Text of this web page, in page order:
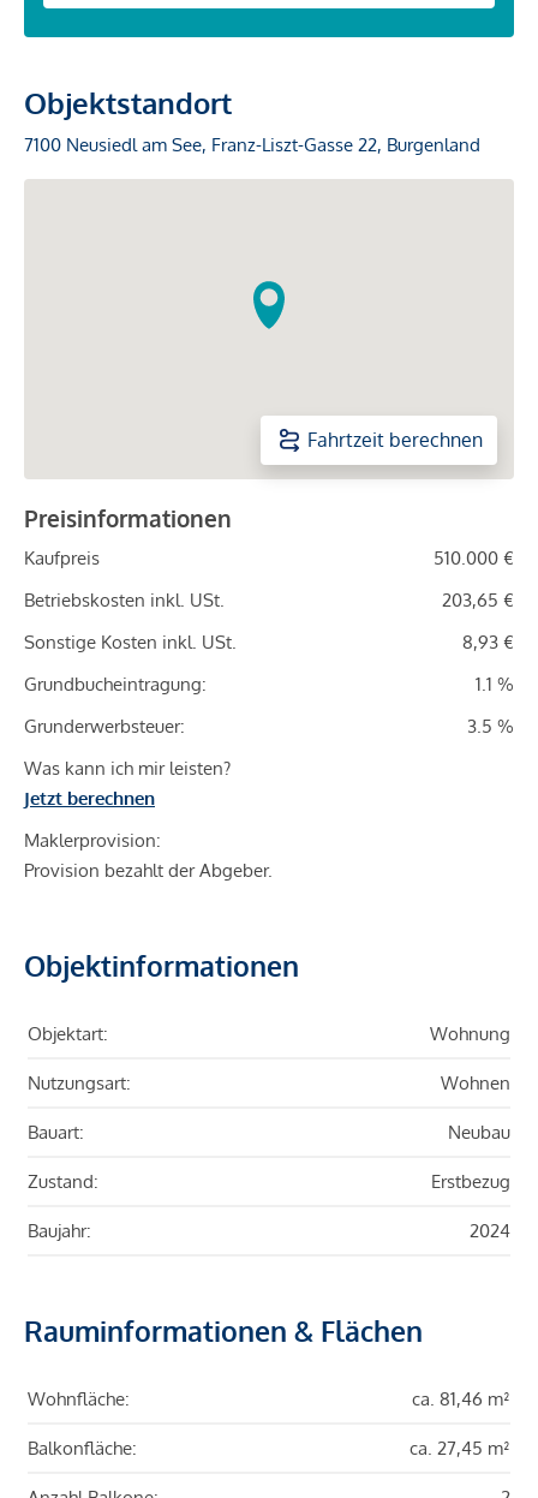
Objektstandort
7100 Neusiedl am See, Franz-Liszt-Gasse 22, Burgenland
Fahrtzeit berechnen
Preisinformationen
Kaufpreis
510.000 €
Betriebskosten inkl. USt.
203,65 €
Sonstige Kosten inkl. USt.
8,93 €
Grundbucheintragung:
1.1 %
Grunderwerbsteuer:
3.5 %
Was kann ich mir leisten?
Jetzt berechnen
Maklerprovision:
Provision bezahlt der Abgeber.
Objektinformationen
Objektart: Wohnung
Nutzungsart: Wohnen
Bauart: Neubau
Zustand: Erstbezug
Baujahr: 2024
Rauminformationen & Flächen
Wohnfläche: ca. 81,46 m²
Balkonfläche: ca. 27,45 m²